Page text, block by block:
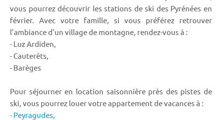
vous pourrez découvrir les stations de ski des Pyrénées en
février. Avec votre famille, si vous préférez retrouver
l’ambiance d’un village de montagne, rendez-vous à :
- Luz Ardiden,
- Cauterêts,
- Barèges
Pour séjourner en location saisonnière près des pistes de
ski, vous pourrez louer votre appartement de vacances à :
- Peyragudes,